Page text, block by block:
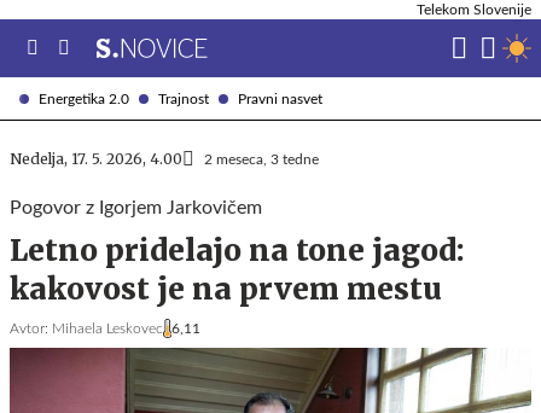
Energetika 2.0 Trajnost Pravni nasvet
Telekom Slovenije
Nedelja, 17. 5. 2026, 4.00 2 meseca, 3 tedne
Pogovor z Igorjem Jarkovičem
Letno pridelajo na tone jagod:
kakovost je na prvem mestu
Avtor: Mihaela Leskovec 6,11